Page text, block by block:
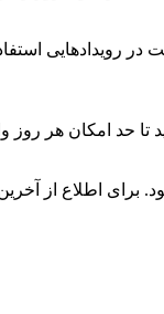
رویدادهایی
حد امکان هر روز
اطلاع از آخرین